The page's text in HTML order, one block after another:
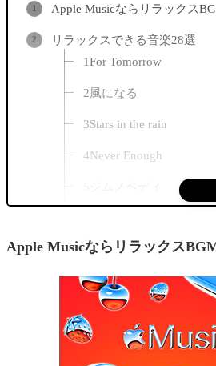
Apple Musicならリラックス
リラックスできる音楽28選
1For Tomorrow
2風になる
3Stars in the rain
4Never Enough
7眠れぬ夜は君のせい
8満月の夜なら
9Only Time
10Green Flash
Apple Musicならリラックス